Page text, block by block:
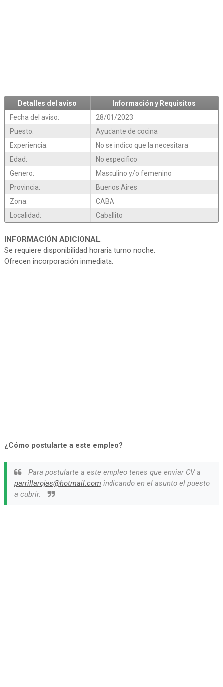
Detalles del aviso
Información y Requisitos
Fecha del aviso:
28/01/2023
Puesto:
Ayudante de cocina
Experiencia:
No se indico que la necesitara
Edad:
No especifico
Genero:
Masculino y/o femenino
Provincia:
Buenos Aires
Zona:
CABA
Localidad:
Caballito
INFORMACIÓN ADICIONAL:
Se requiere disponibilidad horaria turno noche.
Ofrecen incorporación inmediata.
¿Cómo postularte a este empleo?
Para postularte a este empleo tenes que enviar CV a
parrillarojas@hotmail.com indicando en el asunto el puesto
a cubrir.